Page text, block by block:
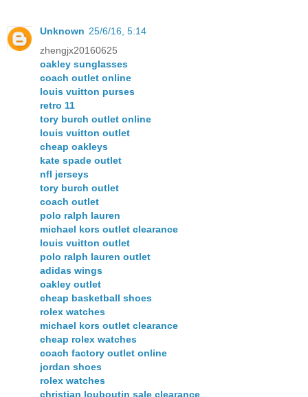
Unknown 25/6/16, 5:14
zhengjx20160625
oakley sunglasses
coach outlet online
louis vuitton purses
retro 11
tory burch outlet online
louis vuitton outlet
cheap oakleys
kate spade outlet
nfl jerseys
tory burch outlet
coach outlet
polo ralph lauren
michael kors outlet clearance
louis vuitton outlet
polo ralph lauren outlet
adidas wings
oakley outlet
cheap basketball shoes
rolex watches
michael kors outlet clearance
cheap rolex watches
coach factory outlet online
jordan shoes
rolex watches
christian louboutin sale clearance